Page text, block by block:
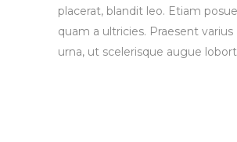
placerat, blandit leo. Etiam
quam a ultricies. Praesent varius
urna, ut scelerisque augue